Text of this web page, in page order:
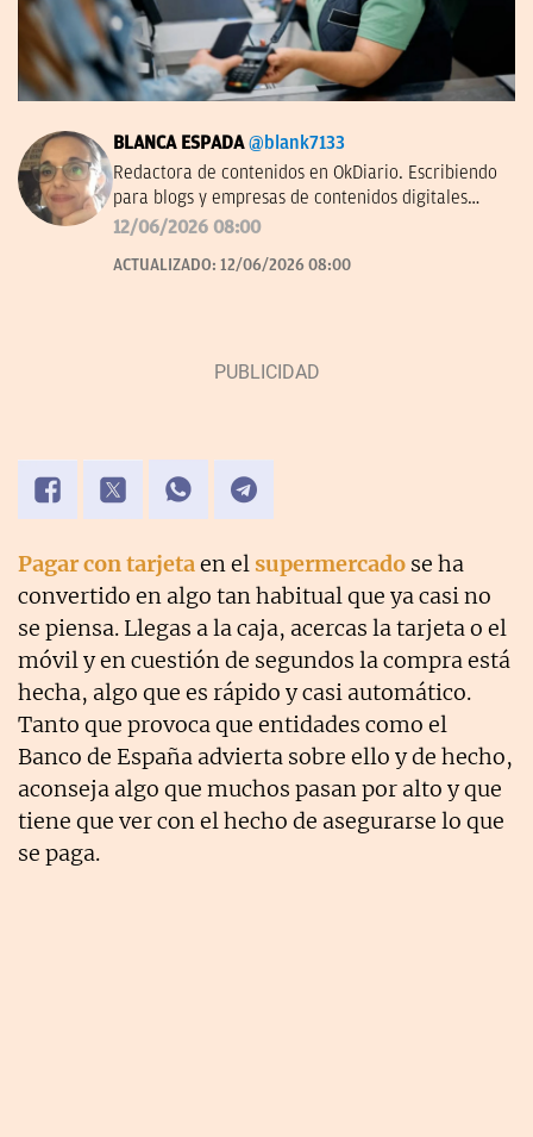
BLANCA ESPADA @blank7133
Redactora de contenidos en OkDiario. Escribiendo
para blogs y empresas de contenidos digitales
desde 2007.
12/06/2026 08:00
ACTUALIZADO: 12/06/2026 08:00
Pagar con tarjetaen el supermercado se ha
convertido en algo tan habitual que ya casi no
se piensa. Llegas a la caja, acercas la tarjeta o el
móvil y en cuestión de segundos la compra está
hecha, algo que es rápido y casi automático.
Tanto que provoca que entidades como el
Banco de España advierta sobre ello y de hecho,
aconseja algo que muchos pasan por alto y que
tiene que ver con el hecho de asegurarse lo que
se paga.